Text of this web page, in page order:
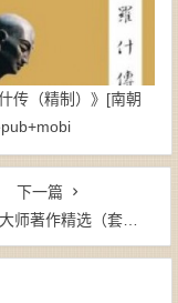
传（精制）》[南朝
下一篇
精选（套装共5册）》-epub+mobi+azw3